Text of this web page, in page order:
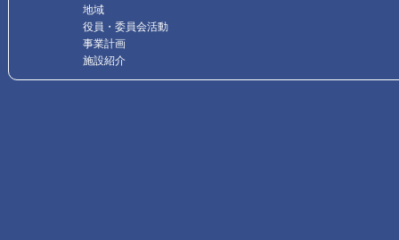
地域
役員・委員会活動
事業計画
施設紹介